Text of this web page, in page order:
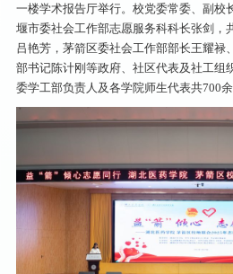
一楼学术报告厅举行。校党委常委、副校
堰市委社会工作部志愿服务科科长张剑，
吕艳芳，茅箭区委社会工作部部长王耀禄
部书记陈计刚等政府、社区代表及社工组
委学工部负责人及各学院师生代表共700余